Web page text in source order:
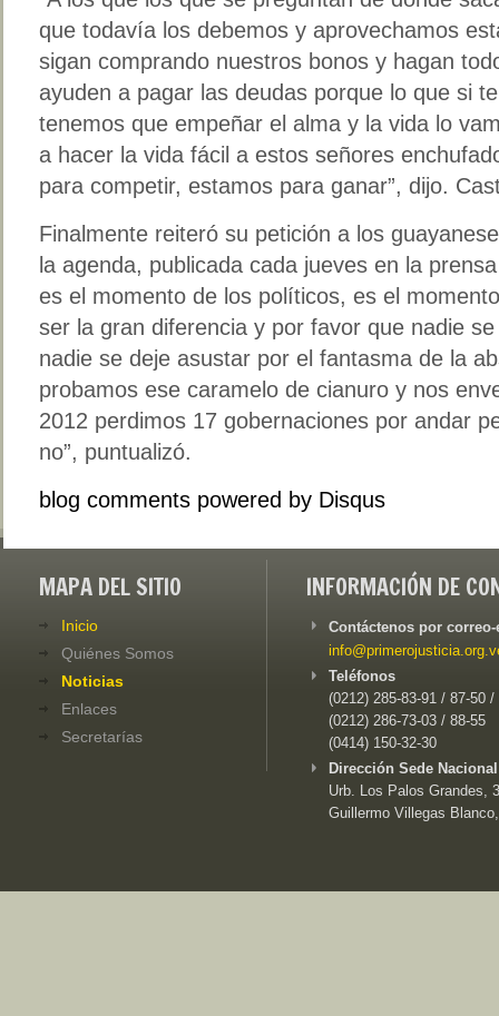
que todavía los debemos y aprovechamos
sigan comprando nuestros bonos y hagan
ayuden a pagar las deudas porque lo que si
tenemos que empeñar el alma y la vida lo
a hacer la vida fácil a estos señores
para competir, estamos para ganar”, dijo.
Finalmente reiteró su petición a los
la agenda, publicada cada jueves en la
es el momento de los políticos, es el
ser la gran diferencia y por favor que nadie
nadie se deje asustar por el fantasma de la
probamos ese caramelo de cianuro y nos
2012 perdimos 17 gobernaciones por andar
no”, puntualizó.
blog comments powered by Disqus
MAPA DEL SITIO
Inicio
Quiénes Somos
Noticias
Enlaces
Secretarías
INFORMACIÓN DE
Contáctenos por
Teléfonos
(0212) 285-83-91 / 87-50 /
(0212) 286-73-03 / 88-55
(0414) 150-32-30
Dirección Sede
Urb. Los Palos Grandes,
Guillermo Villegas